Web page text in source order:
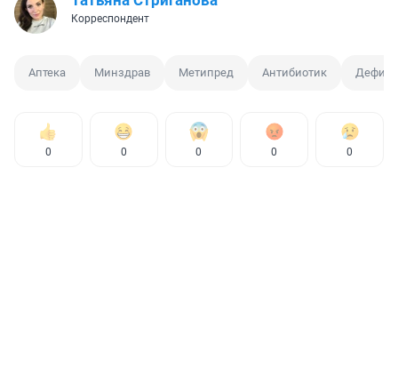
Корреспондент
Аптека Минздрав Метипред Антибиотик
0 0 0 0 0